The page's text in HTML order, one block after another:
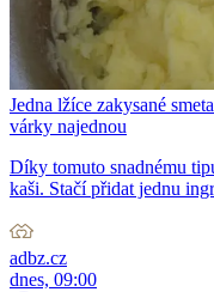
Jedna lžíce zakysané
várky najednou
Díky tomuto snadnému
kaši. Stačí přidat jednu
adbz.cz
dnes, 09:00